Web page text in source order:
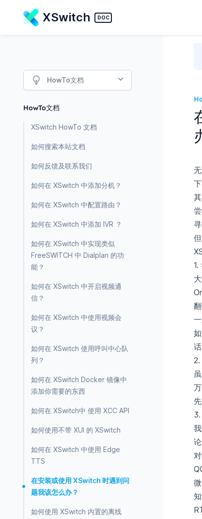
XSwitch DOC
HowTo文档
HowTo文档
XSwitch HowTo 文档
如何搜索本站文档
如何反馈及联系我们
如何在 XSwitch 中添加分机？
如何在 XSwitch 中配置路由？
如何在 XSwitch 中添加 IVR ？
如何在 XSwitch 中实现类似
FreeSWITCH 中 Dialplan 的功
能？
如何在 XSwitch 中开启视频通
信？
如何在 XSwitch 中使用视频会
议？
如何在 XSwitch 使用呼叫中心队
列？
如何在 XSwitch Docker 镜像中
添加你需要的东西
如何在 XSwitch中 使用 XCC API
如何使用不带 XUI 的 XSwitch
如何在 XSwitch 中使用 Edge
TTS
在安装或使用 XSwitch 时遇到问
题我该怎么办？
如何使用 XSwitch 内置的离线
1.
2.